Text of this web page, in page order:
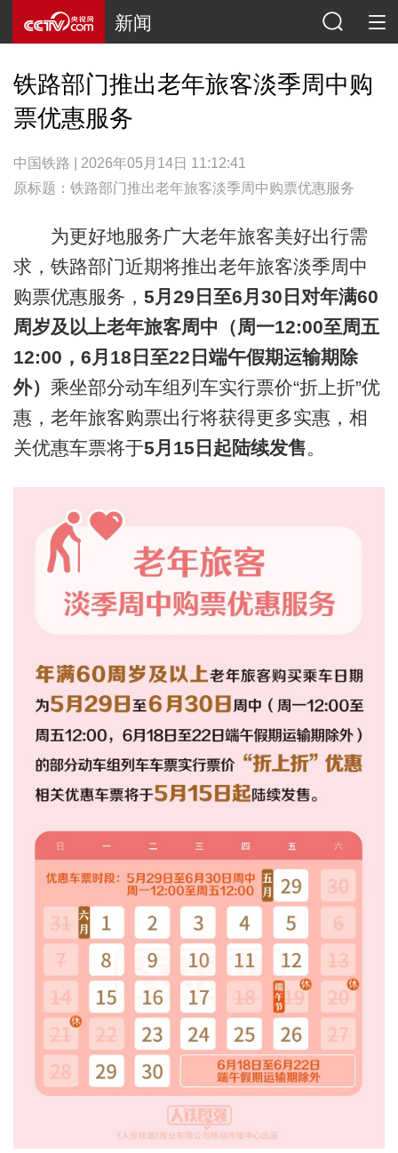
新闻
铁路部门推出老年旅客淡季周中购
票优惠服务
中国铁路 | 2026年05月14日 11:12:41
原标题：铁路部门推出老年旅客淡季周中购票优惠服务
为更好地服务广大老年旅客美好出行需
求，铁路部门近期将推出老年旅客淡季周中
购票优惠服务， 5月29日至6月30日对年满60
周岁及以上老年旅客周中（周一12:00至周五
12:00，6月18日至22日端午假期运输期除
外） 乘坐部分动车组列车实行票价“折上折”优
惠，老年旅客购票出行将获得更多实惠，相
关优惠车票将于5月15日起陆续发售。